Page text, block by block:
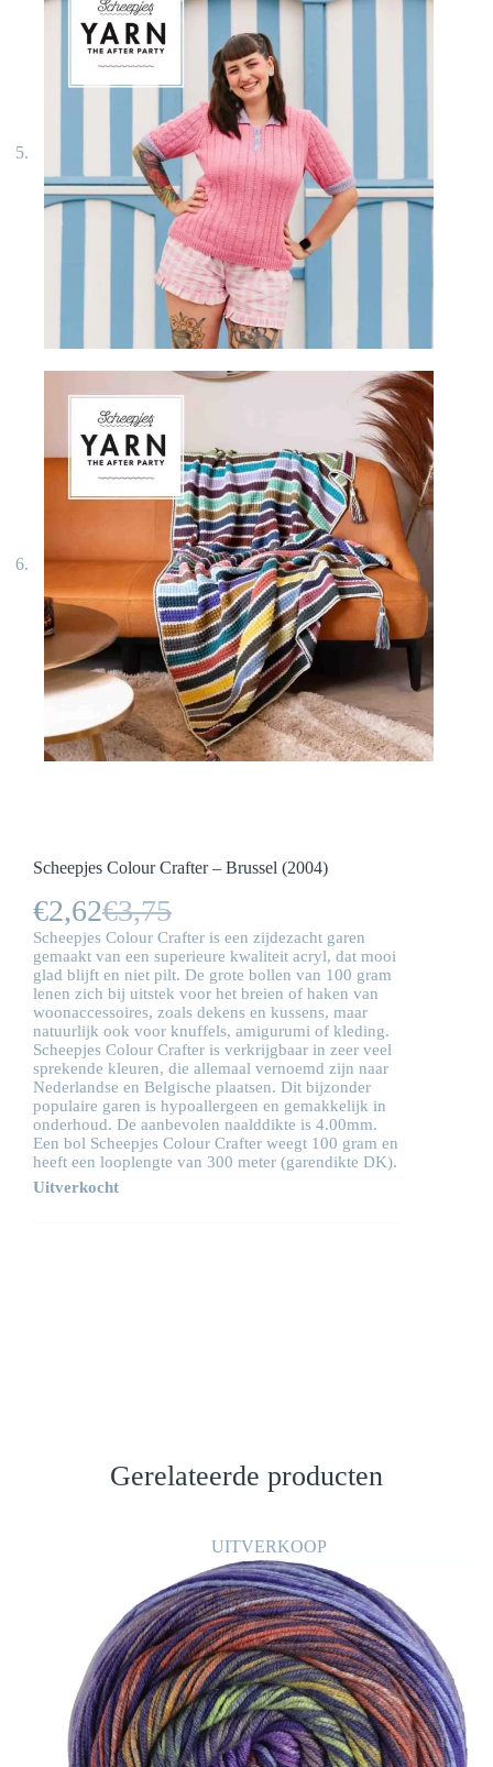
Scheepjes Colour Crafter – Brussel (2004)
€3,75
Oorspronkelijke
prijs
was:
€3,75.
€2,62Huidige
prijs
is:
€2,62.
Scheepjes Colour Crafter is een zijdezacht garen
gemaakt van een superieure kwaliteit acryl, dat mooi
glad blijft en niet pilt. De grote bollen van 100 gram
lenen zich bij uitstek voor het breien of haken van
woonaccessoires, zoals dekens en kussens, maar
natuurlijk ook voor knuffels, amigurumi of kleding.
Scheepjes Colour Crafter is verkrijgbaar in zeer veel
sprekende kleuren, die allemaal vernoemd zijn naar
Nederlandse en Belgische plaatsen. Dit bijzonder
populaire garen is hypoallergeen en gemakkelijk in
onderhoud. De aanbevolen naalddikte is 4.00mm.
Een bol Scheepjes Colour Crafter weegt 100 gram en
heeft een looplengte van 300 meter (garendikte DK).
Uitverkocht
Gerelateerde producten
UITVERKOOP